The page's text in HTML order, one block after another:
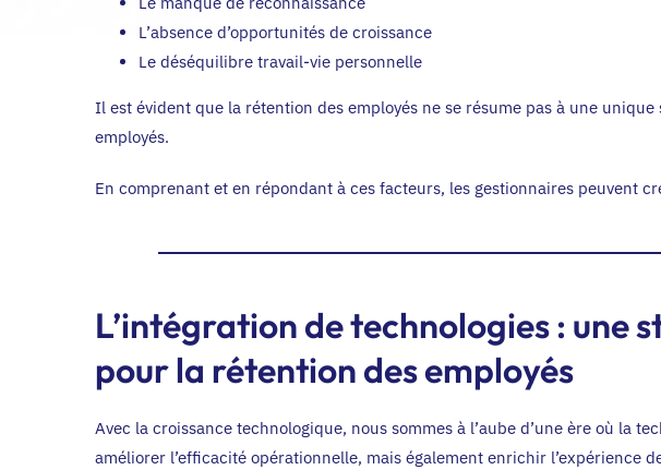
L’absence d’opportunités de croissance
Le déséquilibre travail-vie personnelle
Il est évident que la rétention des employés ne se résume pas à une
employés.
En comprenant et en répondant à ces facteurs, les gestionnaires peuvent
L’intégration de technologies : une
pour la rétention des employés
Avec la croissance technologique, nous sommes à l’aube d’une ère où la
améliorer l’efficacité opérationnelle, mais également enrichir l’expérience